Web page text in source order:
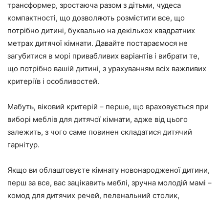
трансформер, зростаюча разом з дітьми, чудеса
компактності, що дозволяють розмістити все, що
потрібно дитині, буквально на декількох квадратних
метрах дитячої кімнати. Давайте постараємося не
загубитися в морі привабливих варіантів і вибрати те,
що потрібно вашій дитині, з урахуванням всіх важливих
критеріїв і особливостей.
Мабуть, віковий критерій – перше, що враховується при
виборі меблів для дитячої кімнати, адже від цього
залежить, з чого саме повинен складатися дитячий
гарнітур.
Якщо ви облаштовуєте кімнату новонародженої дитини,
перш за все, вас зацікавить меблі, зручна молодій мамі –
комод для дитячих речей, пеленальний столик,